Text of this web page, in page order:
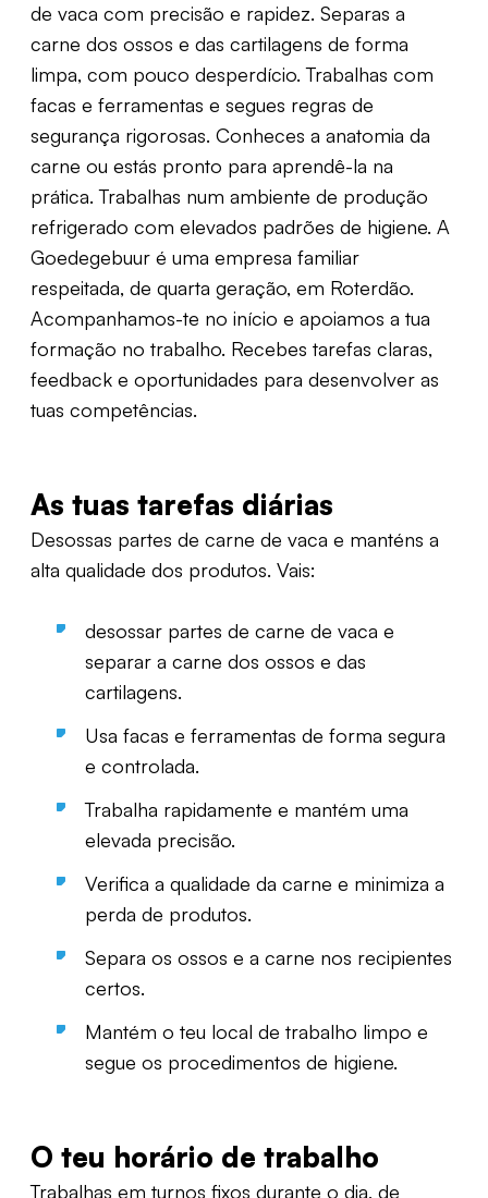
de vaca com precisão e rapidez. Separas a
carne dos ossos e das cartilagens de forma
limpa, com pouco desperdício. Trabalhas com
facas e ferramentas e segues regras de
segurança rigorosas. Conheces a anatomia da
carne ou estás pronto para aprendê-la na
prática. Trabalhas num ambiente de produção
refrigerado com elevados padrões de higiene. A
Goedegebuur é uma empresa familiar
respeitada, de quarta geração, em Roterdão.
Acompanhamos-te no início e apoiamos a tua
formação no trabalho. Recebes tarefas claras,
feedback e oportunidades para desenvolver as
tuas competências.
As tuas tarefas diárias
Desossas partes de carne de vaca e manténs a
alta qualidade dos produtos. Vais:
desossar partes de carne de vaca e
separar a carne dos ossos e das
cartilagens.
Usa facas e ferramentas de forma segura
e controlada.
Trabalha rapidamente e mantém uma
elevada precisão.
Verifica a qualidade da carne e minimiza a
perda de produtos.
Separa os ossos e a carne nos recipientes
certos.
Mantém o teu local de trabalho limpo e
segue os procedimentos de higiene.
O teu horário de trabalho
Trabalhas em turnos fixos durante o dia, de